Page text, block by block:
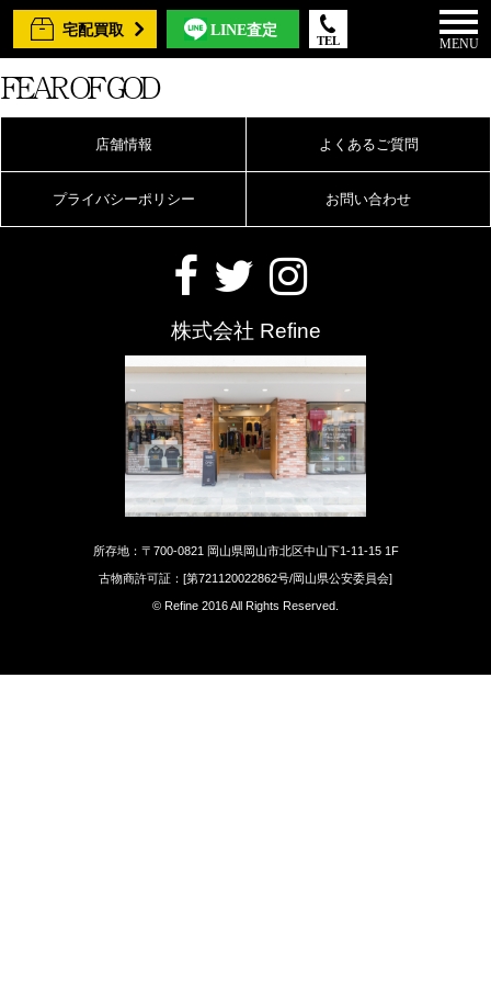
宅配買取 LINE査定
TEL MENU
FEAR OF GOD
店舗情報 よくあるご質問
プライバシーポリシー お問い合わせ
株式会社 Refine
所存地：〒700-0821 岡山県岡山市北区中山下1-11-15 1F
古物商許可証：[第721120022862号/岡山県公安委員会]
© Refine 2016 All Rights Reserved.